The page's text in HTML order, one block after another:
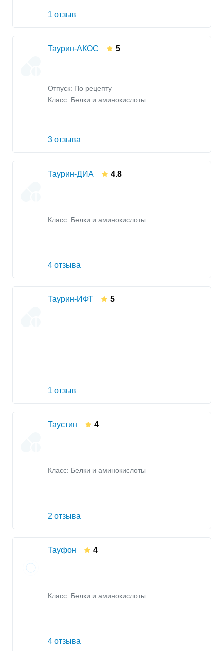
1 отзыв
Таурин-АКОС 5
Отпуск: По рецепту
Класс: Белки и аминокислоты
3 отзыва
Таурин-ДИА 4.8
Класс: Белки и аминокислоты
4 отзыва
Таурин-ИФТ 5
1 отзыв
Таустин 4
Класс: Белки и аминокислоты
2 отзыва
Тауфон 4
Класс: Белки и аминокислоты
4 отзыва